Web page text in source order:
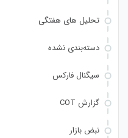
تحلیل های هفتگی
دسته‌بندی نشده
سیگنال فارکس
گزارش COT
نبض بازار